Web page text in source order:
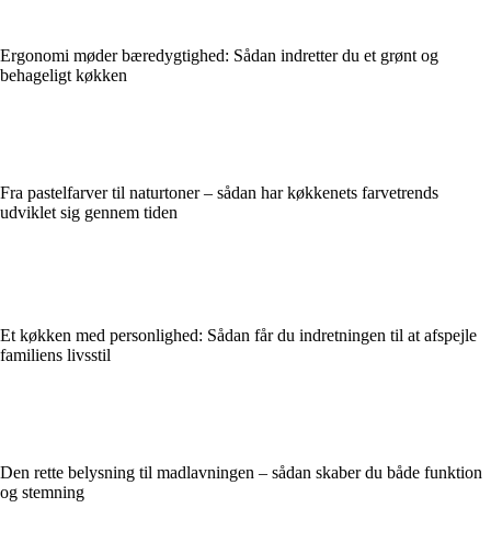
Ergonomi møder bæredygtighed: Sådan indretter du et grønt og
behageligt køkken
Fra pastelfarver til naturtoner – sådan har køkkenets farvetrends
udviklet sig gennem tiden
Et køkken med personlighed: Sådan får du indretningen til at afspejle
familiens livsstil
Den rette belysning til madlavningen – sådan skaber du både funktion
og stemning